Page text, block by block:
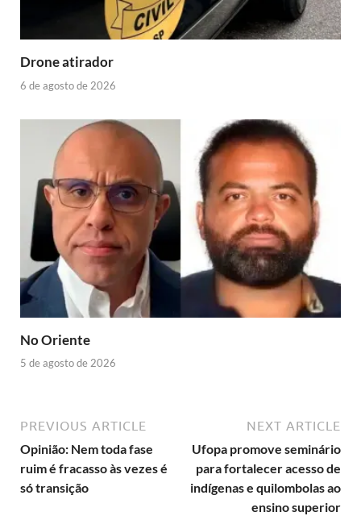
Drone atirador
6 de agosto de 2026
No Oriente
5 de agosto de 2026
PREVIOUS ARTICLE
Opinião: Nem toda fase
ruim é fracasso às vezes é
só transição
NEXT ARTICLE
Ufopa promove seminário
para fortalecer acesso de
indígenas e quilombolas ao
ensino superior